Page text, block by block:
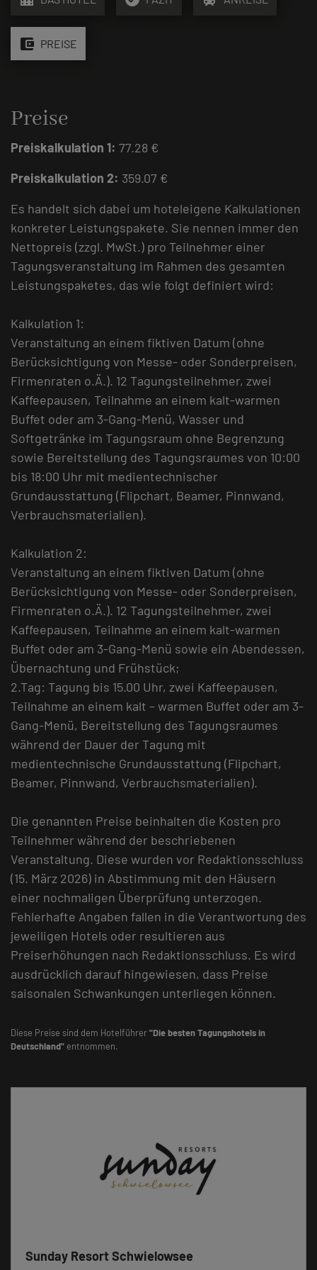
account_balance_wallet PREISE
Preise
Preiskalkulation 1: 77.28 €
Preiskalkulation 2: 359.07 €
Es handelt sich dabei um hoteleigene Kalkulationen
konkreter Leistungspakete. Sie nennen immer den
Nettopreis (zzgl. MwSt.) pro Teilnehmer einer
Tagungsveranstaltung im Rahmen des gesamten
Leistungspaketes, das wie folgt definiert wird:
Kalkulation 1:
Veranstaltung an einem fiktiven Datum (ohne
Berücksichtigung von Messe- oder Sonderpreisen,
Firmenraten o.Ä.). 12 Tagungsteilnehmer, zwei
Kaffeepausen, Teilnahme an einem kalt-warmen
Buffet oder am 3-Gang-Menü, Wasser und
Softgetränke im Tagungsraum ohne Begrenzung
sowie Bereitstellung des Tagungsraumes von 10:00
bis 18:00 Uhr mit medientechnischer
Grundausstattung (Flipchart, Beamer, Pinnwand,
Verbrauchsmaterialien).
Kalkulation 2:
Veranstaltung an einem fiktiven Datum (ohne
Berücksichtigung von Messe- oder Sonderpreisen,
Firmenraten o.Ä.). 12 Tagungsteilnehmer, zwei
Kaffeepausen, Teilnahme an einem kalt-warmen
Buffet oder am 3-Gang-Menü sowie ein Abendessen,
Übernachtung und Frühstück;
2.Tag: Tagung bis 15.00 Uhr, zwei Kaffeepausen,
Teilnahme an einem kalt – warmen Buffet oder am 3-
Gang-Menü, Bereitstellung des Tagungsraumes
während der Dauer der Tagung mit
medientechnische Grundausstattung (Flipchart,
Beamer, Pinnwand, Verbrauchsmaterialien).
Die genannten Preise beinhalten die Kosten pro
Teilnehmer während der beschriebenen
Veranstaltung. Diese wurden vor Redaktionsschluss
(15. März 2026) in Abstimmung mit den Häusern
einer nochmaligen Überprüfung unterzogen.
Fehlerhafte Angaben fallen in die Verantwortung des
jeweiligen Hotels oder resultieren aus
Preiserhöhungen nach Redaktionsschluss. Es wird
ausdrücklich darauf hingewiesen, dass Preise
saisonalen Schwankungen unterliegen können.
Diese Preise sind dem Hotelführer"Die besten Tagungshotels in
Deutschland" entnommen.
Sunday Resort Schwielowsee